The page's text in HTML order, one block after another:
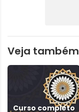
Veja também
Curso completo